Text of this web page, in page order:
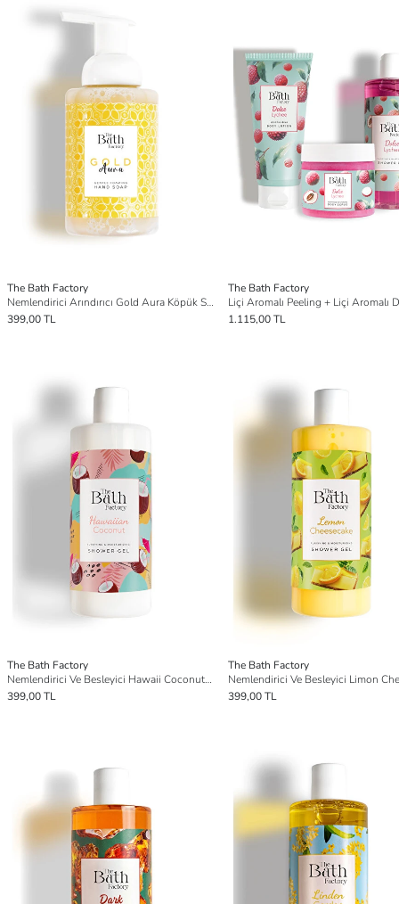
The Bath Factory
Nemlendirici Arındırıcı Gold Aura Köpük Sabun 300 ml
399,00 TL
The Bath Factory
1.115,00 TL
The Bath Factory
Nemlendirici Ve Besleyici Hawaii Coconut Duş Jeli 400 ml
399,00 TL
The Bath Factory
399,00 TL